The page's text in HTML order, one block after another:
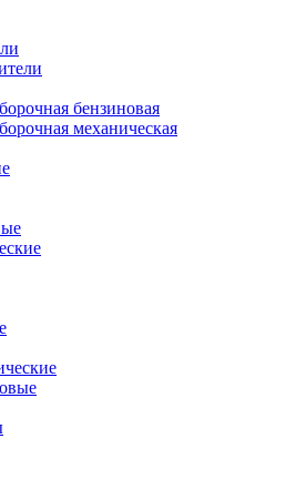
бензиновая
механическая